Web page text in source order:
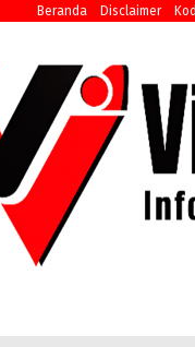
Beranda Disclaimer